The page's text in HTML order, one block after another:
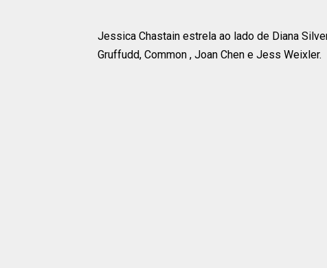
Jessica Chastain estrela ao lado de Diana
Gruffudd, Common , Joan Chen e Jess Weixler.